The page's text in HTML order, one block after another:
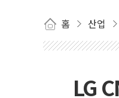
홈 산업
LG